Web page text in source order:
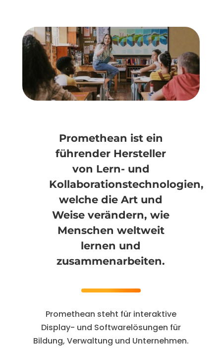
Promethean ist ein
führender Hersteller
von Lern- und
Kollaborationstechnologien,
welche die Art und
Weise verändern, wie
Menschen weltweit
lernen und
zusammenarbeiten.
Promethean steht für interaktive
Display- und Softwarelösungen für
Bildung, Verwaltung und Unternehmen.